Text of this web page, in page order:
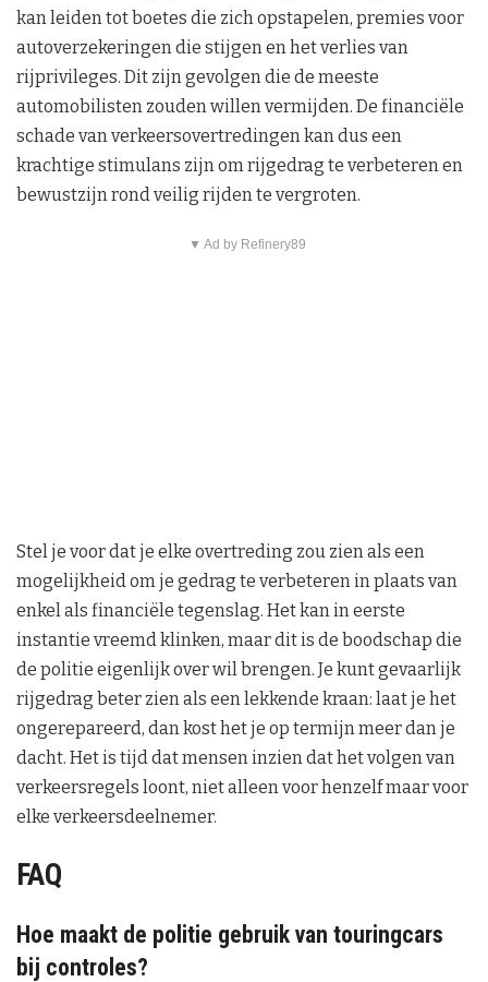
kan leiden tot boetes die zich opstapelen, premies voor
autoverzekeringen die stijgen en het verlies van
rijprivileges. Dit zijn gevolgen die de meeste
automobilisten zouden willen vermijden. De financiële
schade van verkeersovertredingen kan dus een
krachtige stimulans zijn om rijgedrag te verbeteren en
bewustzijn rond veilig rijden te vergroten.
▼ Ad by Refinery89
Stel je voor dat je elke overtreding zou zien als een
mogelijkheid om je gedrag te verbeteren in plaats van
enkel als financiële tegenslag. Het kan in eerste
instantie vreemd klinken, maar dit is de boodschap die
de politie eigenlijk over wil brengen. Je kunt gevaarlijk
rijgedrag beter zien als een lekkende kraan: laat je het
ongerepareerd, dan kost het je op termijn meer dan je
dacht. Het is tijd dat mensen inzien dat het volgen van
verkeersregels loont, niet alleen voor henzelf maar voor
elke verkeersdeelnemer.
FAQ
Hoe maakt de politie gebruik van touringcars
bij controles?